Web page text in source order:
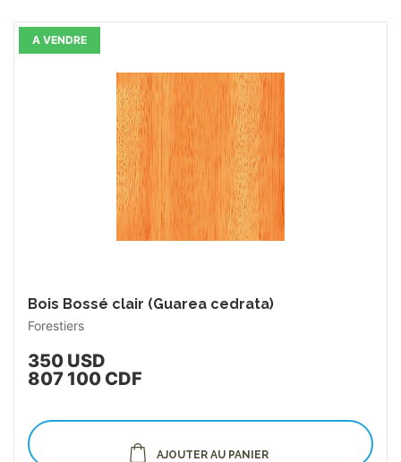
Bois Bossé clair (Guarea cedrata)
Forestiers
350 USD
807 100 CDF
AJOUTER AU PANIER
A VENDRE